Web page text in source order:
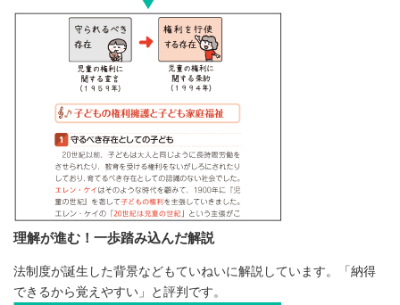
理解が進む！一歩踏み込んだ解説
法制度が誕生した背景などもていねいに解説しています。「納得
できるから覚えやすい」と評判です。